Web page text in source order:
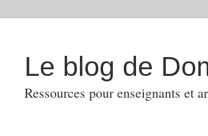
Le blog de
Ressources pour enseignants et